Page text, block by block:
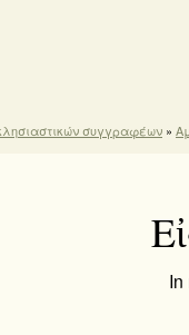
συγγραφέων »